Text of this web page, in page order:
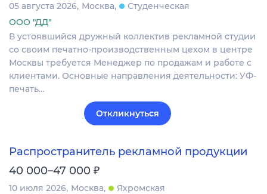
05 августа 2026 Москва
Студенческая
ООО "ДД"
В устоявшийся дружный коллектив рекламной студии
со своим печатно-производственным цехом в центре
Москвы требуется Менеджер по продажам и работе с
клиентами. Основные направления деятельности: УФ-
печать…
Откликнуться
Распространитель рекламной продукции
40 000–47 000 ₽
10 июля 2026 Москва
Яхромская